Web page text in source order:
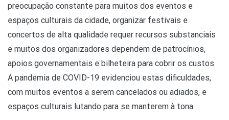
preocupação constante para muitos dos eventos e
espaços culturais da cidade, organizar festivais e
concertos de alta qualidade requer recursos substanciais
e muitos dos organizadores dependem de patrocínios,
apoios governamentais e bilheteira para cobrir os custos.
A pandemia de COVID-19 evidenciou estas dificuldades,
com muitos eventos a serem cancelados ou adiados, e
espaços culturais lutando para se manterem à tona.